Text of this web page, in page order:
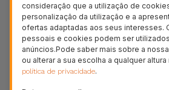
perfeita para quem anda à
máquina poderosa e elegante.
ipad recondicionado com um
de 11 polegadase tecnologia
iPad Pro
consideração que a utilização de
personalização da utilização e a
ofertas adaptadas aos seus interesses.
pessoais e cookies podem ser
anúncios.Pode saber mais sobre a
ou alterar a sua escolha a qualquer
política de privacidade.